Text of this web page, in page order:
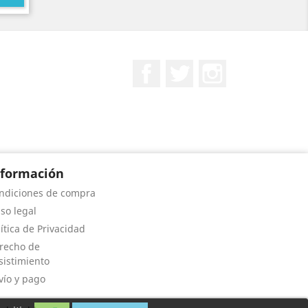
de compra
legal
de Privacidad
de
y pago